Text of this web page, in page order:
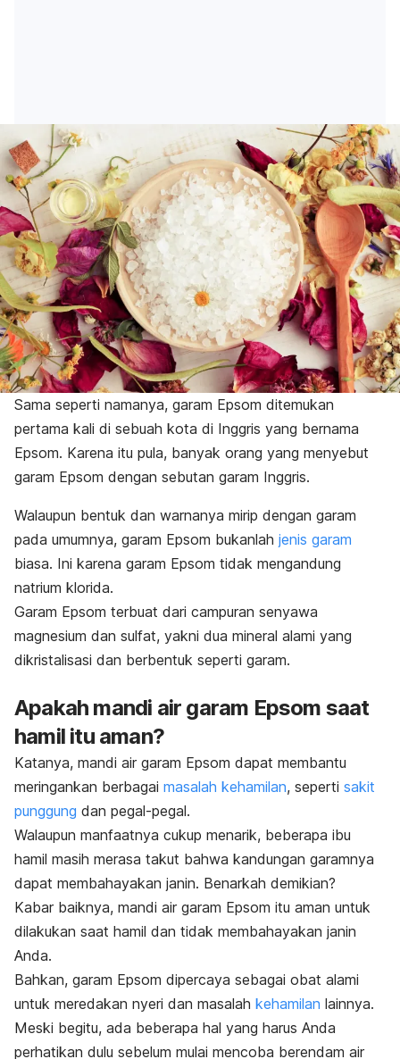
Sama seperti namanya, garam Epsom ditemukan
pertama kali di sebuah kota di Inggris yang bernama
Epsom. Karena itu pula, banyak orang yang menyebut
garam Epsom dengan sebutan garam Inggris.
Walaupun bentuk dan warnanya mirip dengan garam
pada umumnya, garam Epsom bukanlah jenis garam
biasa. Ini karena garam Epsom tidak mengandung
natrium klorida.
Garam Epsom terbuat dari campuran senyawa
magnesium dan sulfat, yakni dua mineral alami yang
dikristalisasi dan berbentuk seperti garam.
Apakah mandi air garam Epsom saat
hamil itu aman?
Katanya, mandi air garam Epsom dapat membantu
meringankan berbagai masalah kehamilan, seperti sakit
punggung dan pegal-pegal.
Walaupun manfaatnya cukup menarik, beberapa ibu
hamil masih merasa takut bahwa kandungan garamnya
dapat membahayakan janin. Benarkah demikian?
Kabar baiknya, mandi air garam Epsom itu aman untuk
dilakukan saat hamil dan tidak membahayakan janin
Anda.
Bahkan, garam Epsom dipercaya sebagai obat alami
untuk meredakan nyeri dan masalah kehamilan lainnya.
Meski begitu, ada beberapa hal yang harus Anda
perhatikan dulu sebelum mulai mencoba berendam air